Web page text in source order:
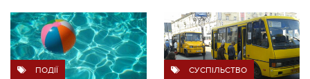
ПОДІЇ СУСПІЛЬСТВО